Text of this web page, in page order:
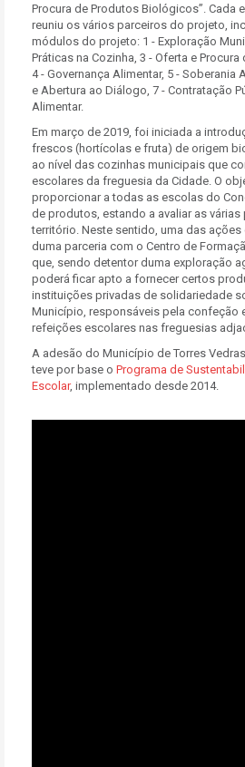
Procura de Produtos Biológicos”. Cada
reuniu os vários parceiros do projeto,
módulos do projeto: 1 - Exploração
Práticas na Cozinha, 3 - Oferta e
4 - Governança Alimentar, 5 - Soberania
e Abertura ao Diálogo, 7 - Contratação
Alimentar.
Em março de 2019, foi iniciada a
frescos (hortícolas e fruta) de origem
ao nível das cozinhas municipais que
escolares da freguesia da Cidade. O
proporcionar a todas as escolas do
de produtos, estando a avaliar as
território. Neste sentido, uma das
duma parceria com o Centro de
que, sendo detentor duma exploração
poderá ficar apto a fornecer certos
instituições privadas de solidariedade
Município, responsáveis pela confeção
refeições escolares nas freguesias
A adesão do Município de Torres
teve por base o Programa de
Escolar, implementado desde 2014.